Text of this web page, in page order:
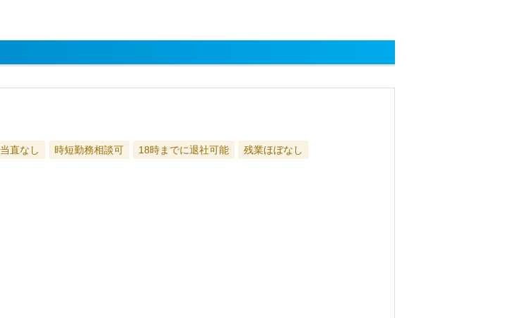
当直なし 時短勤務相談可 18時までに退社可能 残業ほぼなし